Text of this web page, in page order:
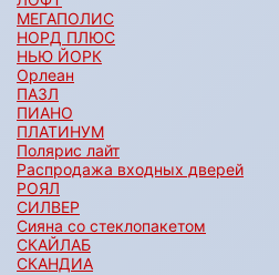
МЕГАПОЛИС
НОРД ПЛЮС
НЬЮ ЙОРК
Орлеан
ПАЗЛ
ПИАНО
ПЛАТИНУМ
Полярис лайт
Распродажа входных дверей
РОЯЛ
СИЛВЕР
Сияна со стеклопакетом
СКАЙЛАБ
СКАНДИA